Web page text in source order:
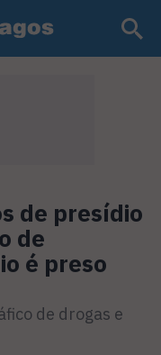
de presídio
de
é preso
de drogas e